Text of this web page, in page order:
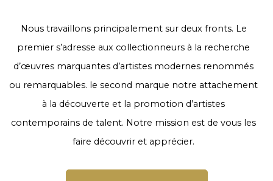
Nous travaillons principalement sur deux fronts. Le
premier s’adresse aux collectionneurs à la recherche
d’œuvres marquantes d’artistes modernes renommés
ou remarquables. le second marque notre attachement
à la découverte et la promotion d’artistes
contemporains de talent. Notre mission est de vous les
faire découvrir et apprécier.